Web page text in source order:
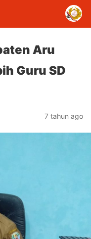
Aru
Guru SD
7 tahun ago